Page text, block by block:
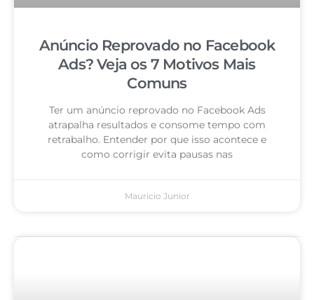
Anúncio Reprovado no Facebook
Ads? Veja os 7 Motivos Mais
Comuns
Ter um anúncio reprovado no Facebook Ads
atrapalha resultados e consome tempo com
retrabalho. Entender por que isso acontece e
como corrigir evita pausas nas
Mauricio Junior